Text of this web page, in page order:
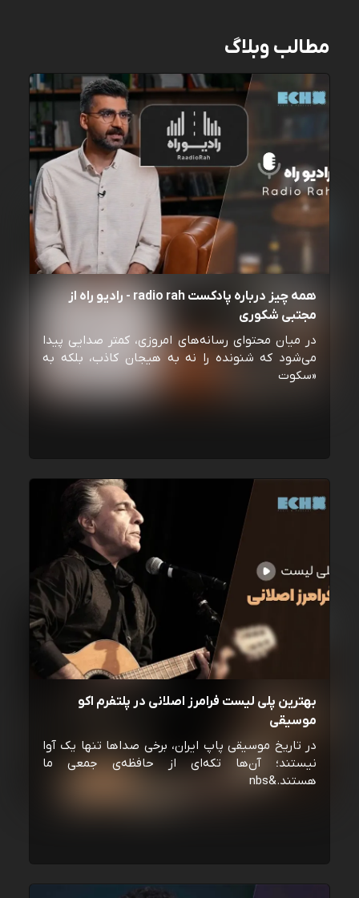
مطالب وبلاگ
همه چیز درباره پادکست radio rah - رادیو راه از
مجتبی شکوری
در میان محتوای رسانه‌های امروزی، کمتر صدایی پیدا
می‌شود که شنونده را نه به هیجان کاذب، بلکه به
«سکوت
بهترین پلی لیست فرامرز اصلانی در پلتفرم اکو
موسیقی
در تاریخ موسیقی پاپ ایران، برخی صداها تنها یک آوا
نیستند؛ آن‌ها تکه‌ای از حافظه‌ی جمعی ما
هستند.&nbs